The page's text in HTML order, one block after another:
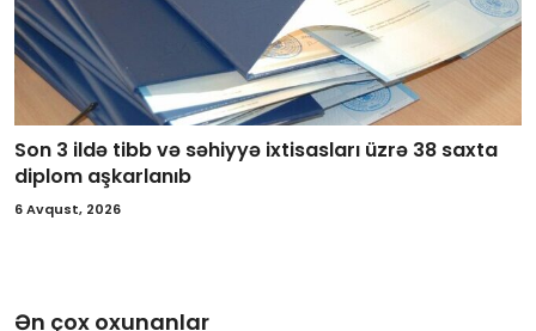
Son 3 ildə tibb və səhiyyə ixtisasları üzrə 38 saxta
diplom aşkarlanıb
6 Avqust, 2026
Ən çox oxunanlar